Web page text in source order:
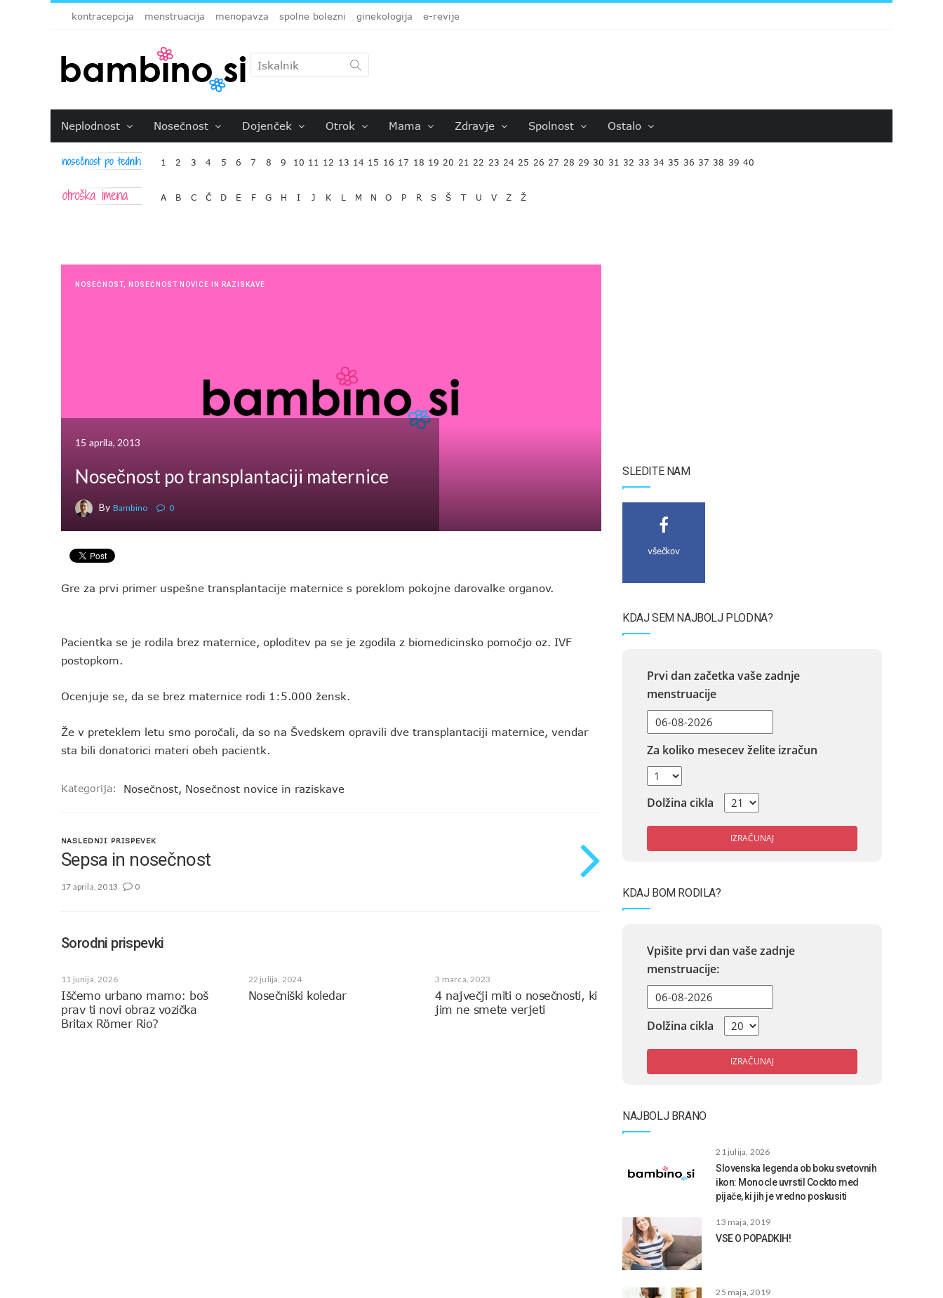
kontracepcija menstruacija menopavza spolne bolezni ginekologija e-revije
Neplodnost Nosečnost Dojenček Otrok Mama Zdravje Spolnost Ostalo
1 2 3 4 5 6 7 8 9 10 11 12 13 14 15 16 17 18 19 20 21 22 23 24 25 26 27 28 29 30 31 32 33 34 35 36 37 38 39 40
A B C Č D E F G H I J K L M N O P R S Š T U V Z Ž
NOSEČNOST, NOSEČNOST NOVICE IN RAZISKAVE
15 aprila, 2013
Nosečnost po transplantaciji maternice
By Bambino 0
Gre za prvi primer uspešne transplantacije maternice s poreklom pokojne darovalke organov.
Pacientka se je rodila brez maternice, oploditev pa se je zgodila z biomedicinsko pomočjo oz. IVF
postopkom.
Ocenjuje se, da se brez maternice rodi 1:5.000 žensk.
Že v preteklem letu smo poročali, da so na Švedskem opravili dve transplantaciji maternice, vendar
sta bili donatorici materi obeh pacientk.
Kategorija: Nosečnost, Nosečnost novice in raziskave
NASLEDNJI PRISPEVEK
Sepsa in nosečnost
17 aprila, 2013 0
Sorodni prispevki
11 junija, 2026
Iščemo urbano mamo: boš
prav ti novi obraz vozička
Britax Römer Rio?
22 julija, 2024
Nosečniški koledar
3 marca, 2023
4 največji miti o nosečnosti, ki
jim ne smete verjeti
SLEDITE NAM
všečkov
KDAJ SEM NAJBOLJ PLODNA?
Prvi dan začetka vaše zadnje
menstruacije
Za koliko mesecev želite izračun
Dolžina cikla
IZRAČUNAJ
KDAJ BOM RODILA?
Vpišite prvi dan vaše zadnje
menstruacije:
Dolžina cikla
IZRAČUNAJ
NAJBOLJ BRANO
21 julija, 2026
Slovenska legenda ob boku svetovnih
ikon: Monocle uvrstil Cockto med
pijače, ki jih je vredno poskusiti
13 maja, 2019
VSE O POPADKIH!
25 maja, 2019